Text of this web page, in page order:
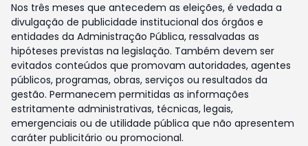
Nos três meses que antecedem as eleições, é vedada a
divulgação de publicidade institucional dos órgãos e
entidades da Administração Pública, ressalvadas as
hipóteses previstas na legislação. Também devem ser
evitados conteúdos que promovam autoridades, agentes
públicos, programas, obras, serviços ou resultados da
gestão. Permanecem permitidas as informações
estritamente administrativas, técnicas, legais,
emergenciais ou de utilidade pública que não apresentem
caráter publicitário ou promocional.